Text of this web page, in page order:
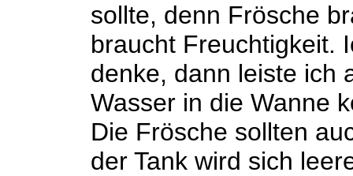
sollte, denn Frösche
braucht Freuchtigkeit.
denke, dann leiste ich
Wasser in die Wanne
Die Frösche sollten
der Tank wird sich